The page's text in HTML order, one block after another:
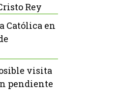
Rey
Católica en
visita
pendiente